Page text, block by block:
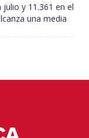
y 11.361 en el
una media